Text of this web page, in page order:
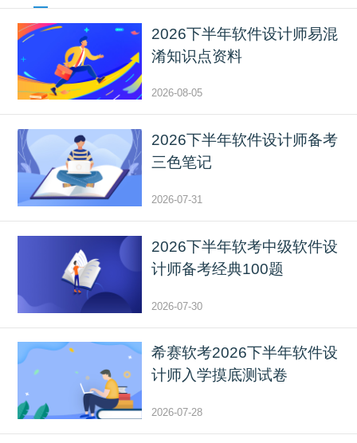
2026下半年软件设计师易混
淆知识点资料
2026-08-05
2026下半年软件设计师备考
三色笔记
2026-07-31
2026下半年软考中级软件设
计师备考经典100题
2026-07-30
希赛软考2026下半年软件设
计师入学摸底测试卷
2026-07-28